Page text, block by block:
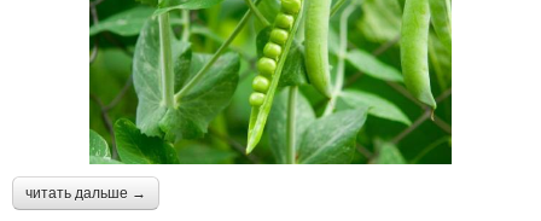
читать дальше →